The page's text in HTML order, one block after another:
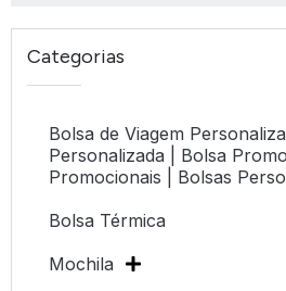
Categorias
Bolsa de Viagem
Personalizada | Bolsa
Promocionais | Bolsas
Bolsa Térmica
Mochila